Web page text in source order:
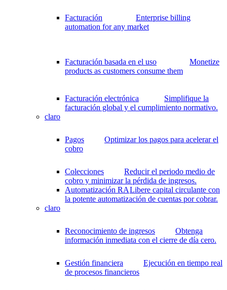
Facturación
Enterprise billing
automation for any market
Facturación basada en el uso
Monetize
products as customers consume them
Facturación electrónica
Simplifique la
facturación global y el cumplimiento normativo.
claro
Pagos
Optimizar los pagos para acelerar el
cobro
Colecciones
Reducir el periodo medio de
cobro y minimizar la pérdida de ingresos.
Automatización RALibere capital circulante con
la potente automatización de cuentas por cobrar.
claro
Reconocimiento de ingresos
Obtenga
información inmediata con el cierre de día cero.
Gestión financiera
Ejecución en tiempo real
de procesos financieros